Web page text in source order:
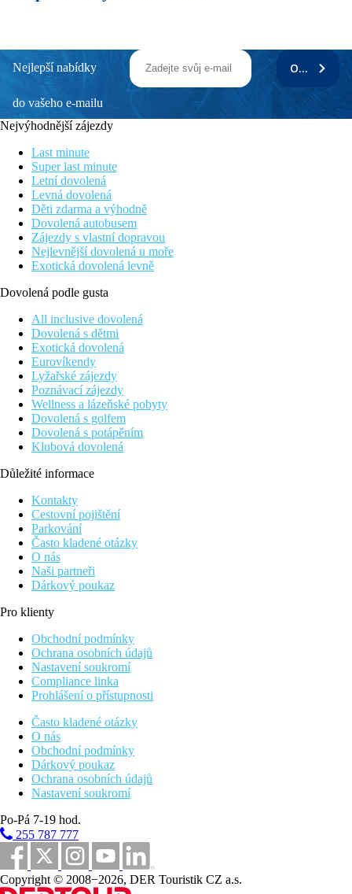
Nejlepší nabídky
do vašeho e-mailu
ODEBÍRAT
Nejvýhodnější zájezdy
Last minute
Super last minute
Letní dovolená
Levná dovolená
Děti zdarma a výhodně
Dovolená autobusem
Zájezdy s vlastní dopravou
Nejlevnější dovolená u moře
Exotická dovolená levně
Dovolená podle gusta
All inclusive dovolená
Dovolená s dětmi
Exotická dovolená
Eurovíkendy
Lyžařské zájezdy
Poznávací zájezdy
Wellness a lázeňské pobyty
Dovolená s golfem
Dovolená s potápěním
Klubová dovolená
Důležité informace
Kontakty
Cestovní pojištění
Parkování
Často kladené otázky
O nás
Naši partneři
Dárkový poukaz
Pro klienty
Obchodní podmínky
Ochrana osobních údajů
Nastavení soukromí
Compliance linka
Prohlášení o přístupnosti
Často kladené otázky
O nás
Obchodní podmínky
Dárkový poukaz
Ochrana osobních údajů
Nastavení soukromí
Po-Pá 7-19 hod.
255 787 777
Copyright © 2008−2026, DER Touristik CZ a.s.